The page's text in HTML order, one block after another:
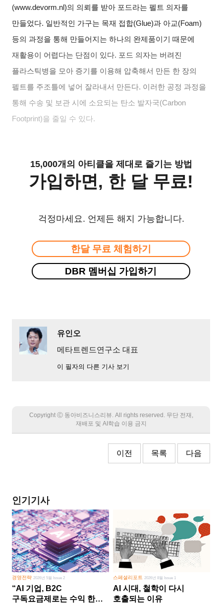
(www.devorm.nl)의 의뢰를 받아 포드라는 펠트 의자를
만들었다. 일반적인 가구는 목재 접합(Glue)과 아교(Foam)
등의 과정을 통해 만들어지는 하나의 완제품이기 때문에
재활용이 어렵다는 단점이 있다. 포드 의자는 버려진
플라스틱병을 모아 증기를 이용해 압축해서 만든 한 장의
펠트를 주조틀에 넣어 잘라내서 만든다. 이러한 공정 과정을
통해 수송 및 보관 시에 소요되는 탄소 발자국(Carbon
Footprint)을 줄일 수 있다.
15,000개의 아티클을 제대로 즐기는 방법
가입하면, 한 달 무료!
걱정마세요. 언제든 해지 가능합니다.
한달 무료 체험하기
DBR 멤버십 가입하기
유인오
메타트렌드연구소 대표
이 필자의 다른 기사 보기
Copyright Ⓒ 동아비즈니스리뷰. All rights reserved. 무단 전재,
재배포 및 AI학습 이용 금지
이전 목록 다음
인기기사
경영전략 2026년 5월 Issue 2
“AI 기업, B2C
구독요금제로는 수익 한계
스페셜리포트 2026년 8월 Issue 1
AI 시대, 철학이 다시
호출되는 이유